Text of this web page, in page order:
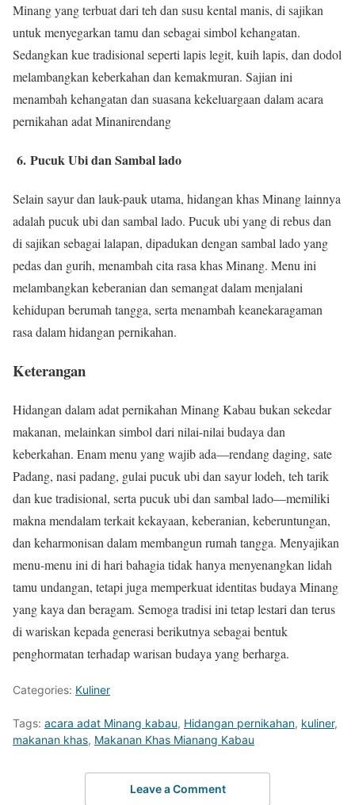
Minang yang terbuat dari teh dan susu kental manis, di sajikan
untuk menyegarkan tamu dan sebagai simbol kehangatan.
Sedangkan kue tradisional seperti lapis legit, kuih lapis, dan dodol
melambangkan keberkahan dan kemakmuran. Sajian ini
menambah kehangatan dan suasana kekeluargaan dalam acara
pernikahan adat Minanirendang
6. Pucuk Ubi dan Sambal lado
Selain sayur dan lauk-pauk utama, hidangan khas Minang lainnya
adalah pucuk ubi dan sambal lado. Pucuk ubi yang di rebus dan
di sajikan sebagai lalapan, dipadukan dengan sambal lado yang
pedas dan gurih, menambah cita rasa khas Minang. Menu ini
melambangkan keberanian dan semangat dalam menjalani
kehidupan berumah tangga, serta menambah keanekaragaman
rasa dalam hidangan pernikahan.
Keterangan
Hidangan dalam adat pernikahan Minang Kabau bukan sekedar
makanan, melainkan simbol dari nilai-nilai budaya dan
keberkahan. Enam menu yang wajib ada—rendang daging, sate
Padang, nasi padang, gulai pucuk ubi dan sayur lodeh, teh tarik
dan kue tradisional, serta pucuk ubi dan sambal lado—memiliki
makna mendalam terkait kekayaan, keberanian, keberuntungan,
dan keharmonisan dalam membangun rumah tangga. Menyajikan
menu-menu ini di hari bahagia tidak hanya menyenangkan lidah
tamu undangan, tetapi juga memperkuat identitas budaya Minang
yang kaya dan beragam. Semoga tradisi ini tetap lestari dan terus
di wariskan kepada generasi berikutnya sebagai bentuk
penghormatan terhadap warisan budaya yang berharga.
Categories: Kuliner
Tags: acara adat Minang kabau, Hidangan pernikahan, kuliner,
makanan khas, Makanan Khas Mianang Kabau
Leave a Comment